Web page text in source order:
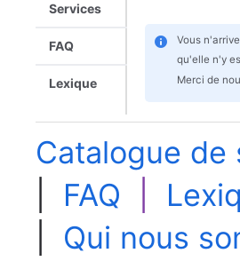
Services
FAQ
Lexique
Vous
qu'elle n'y
Merci de
Catalogue de
FAQ
Qui nous